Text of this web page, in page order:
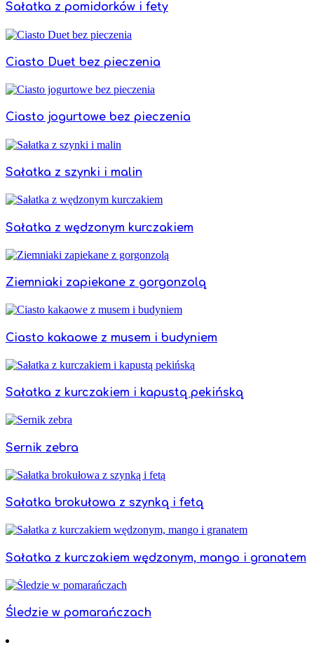
Sałatka z pomidorków i fety
Ciasto Duet bez pieczenia
Ciasto jogurtowe bez pieczenia
Sałatka z szynki i malin
Sałatka z wędzonym kurczakiem
Ziemniaki zapiekane z gorgonzolą
Ciasto kakaowe z musem i budyniem
Sałatka z kurczakiem i kapustą pekińską
Sernik zebra
Sałatka brokułowa z szynką i fetą
Sałatka z kurczakiem wędzonym, mango i granatem
Śledzie w pomarańczach